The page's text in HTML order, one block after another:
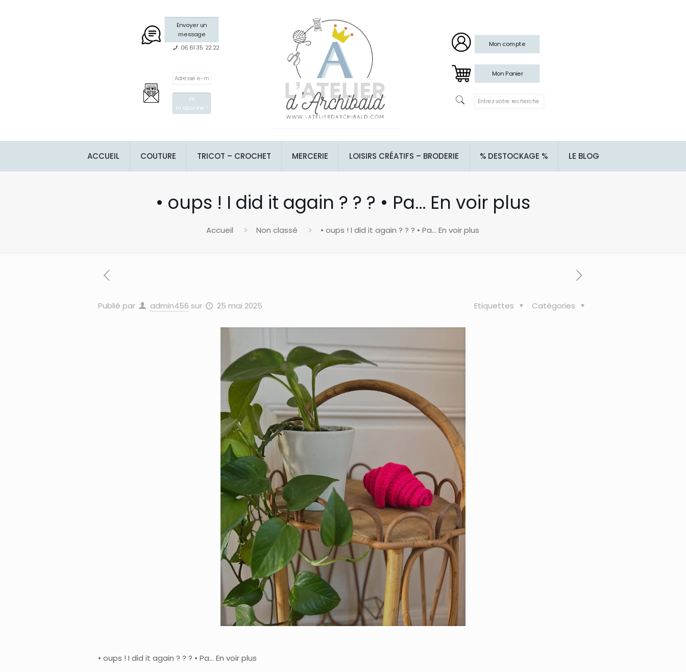
Envoyer un
message
06 61 35 22 22
Mon compte
Mon Panier
ACCUEIL COUTURE TRICOT – CROCHET MERCERIE LOISIRS CRÉATIFS – BRODERIE % DESTOCKAGE % LE BLOG
• oups ! I did it again ? ? ? • Pa… En voir plus
Accueil Non classé • oups ! I did it again ? ? ? • Pa… En voir plus
Publié par admin456 sur 25 mai 2025 Catégories
Etiquettes
• oups ! I did it again ? ? ? • Pa… En voir plus